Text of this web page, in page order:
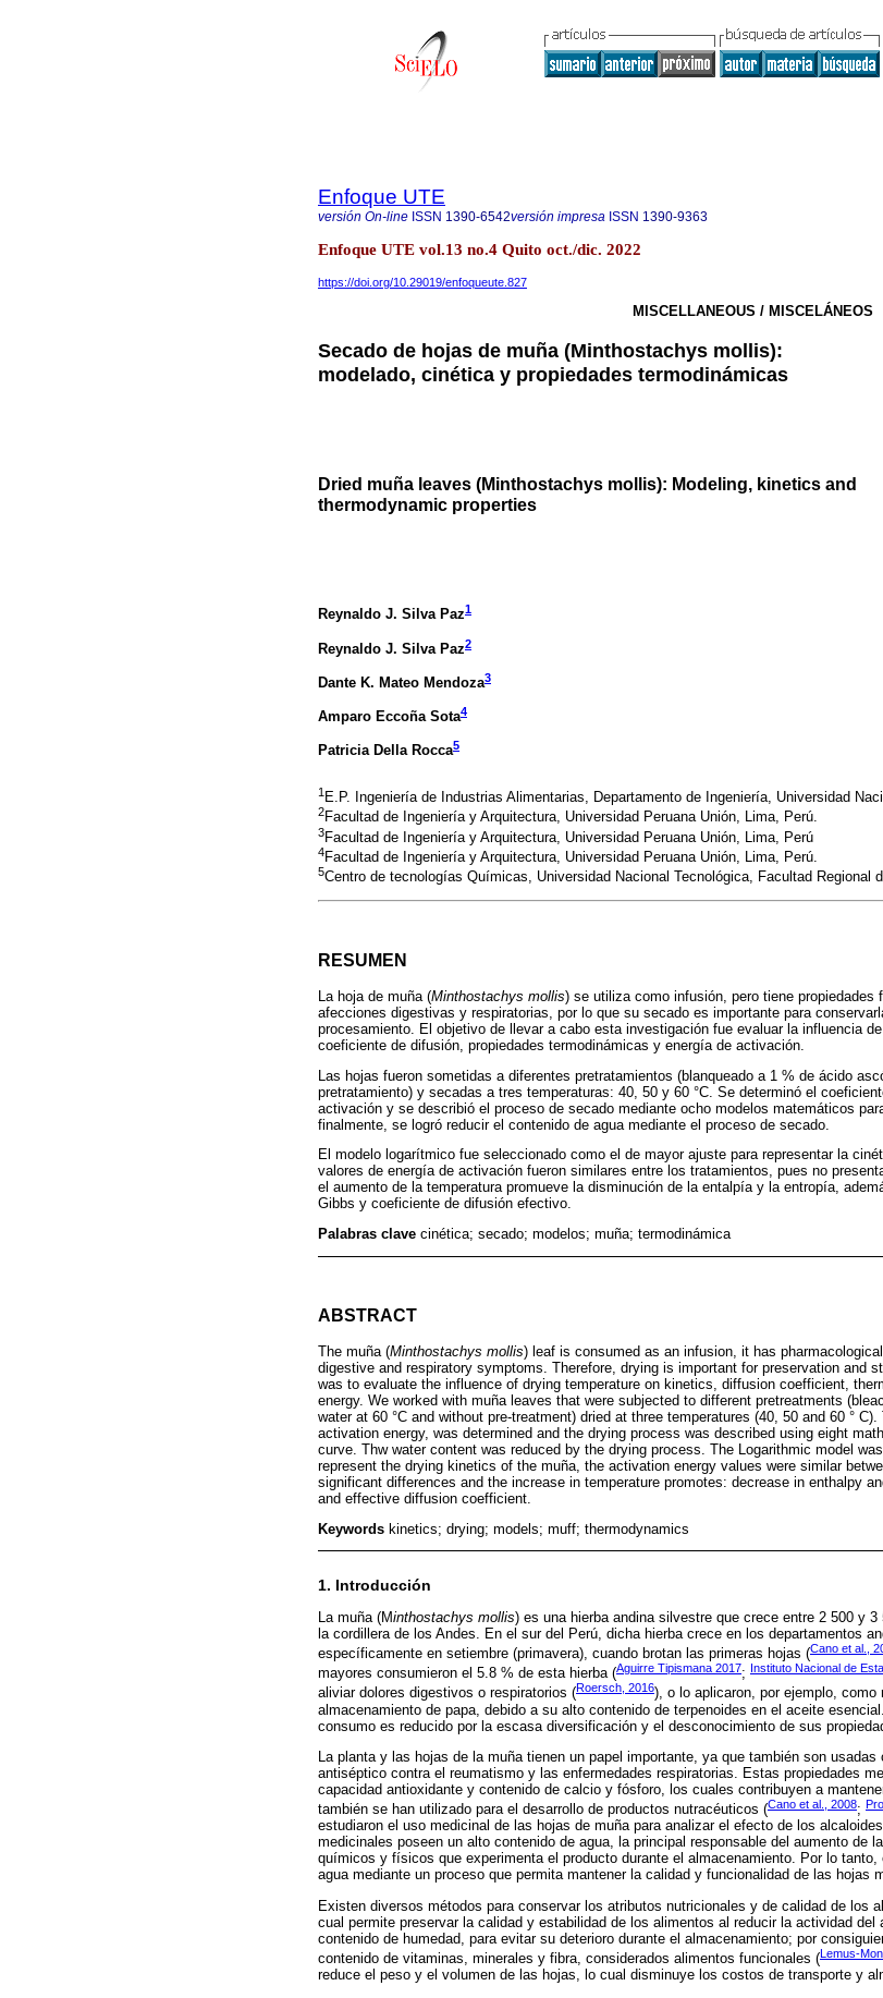
Enfoque UTE
versión On-line ISSN 1390-6542versión impresa ISSN 1390-9363
Enfoque UTE vol.13 no.4 Quito oct./dic. 2022
https://doi.org/10.29019/enfoqueute.827
MISCELLANEOUS / MISCELÁNEOS
Secado de hojas de muña (Minthostachys mollis):
modelado, cinética y propiedades termodinámicas
Dried muña leaves (Minthostachys mollis): Modeling, kinetics and
thermodynamic properties
Reynaldo J. Silva Paz1
Reynaldo J. Silva Paz2
Dante K. Mateo Mendoza3
Amparo Eccoña Sota4
Patricia Della Rocca5
1 E.P. Ingeniería de Industrias Alimentarias, Departamento de Ingeniería, Universidad
2Facultad de Ingeniería y Arquitectura, Universidad Peruana Unión, Lima, Perú.
3Facultad de Ingeniería y Arquitectura, Universidad Peruana Unión, Lima, Perú
4Facultad de Ingeniería y Arquitectura, Universidad Peruana Unión, Lima, Perú.
5Centro de tecnologías Químicas, Universidad Nacional Tecnológica, Facultad Regional
RESUMEN
La hoja de muña (Minthostachys mollis) se utiliza como infusión, pero tiene propiedades
afecciones digestivas y respiratorias, por lo que su secado es importante para
procesamiento. El objetivo de llevar a cabo esta investigación fue evaluar la influencia
coeficiente de difusión, propiedades termodinámicas y energía de activación.
Las hojas fueron sometidas a diferentes pretratamientos (blanqueado a 1 % de ácido
pretratamiento) y secadas a tres temperaturas: 40, 50 y 60 °C. Se determinó el
activación y se describió el proceso de secado mediante ocho modelos matemáticos
finalmente, se logró reducir el contenido de agua mediante el proceso de secado.
El modelo logarítmico fue seleccionado como el de mayor ajuste para representar la
valores de energía de activación fueron similares entre los tratamientos, pues no
el aumento de la temperatura promueve la disminución de la entalpía y la entropía,
Gibbs y coeficiente de difusión efectivo.
Palabras clave cinética; secado; modelos; muña; termodinámica
ABSTRACT
The muña (Minthostachys mollis) leaf is consumed as an infusion, it has
digestive and respiratory symptoms. Therefore, drying is important for preservation and
was to evaluate the influence of drying temperature on kinetics, diffusion coefficient,
energy. We worked with muña leaves that were subjected to different pretreatments
water at 60 °C and without pre-treatment) dried at three temperatures (40, 50 and 60 °
activation energy, was determined and the drying process was described using eight
curve. Thw water content was reduced by the drying process. The Logarithmic model
represent the drying kinetics of the muña, the activation energy values were similar
significant differences and the increase in temperature promotes: decrease in enthalpy
and effective diffusion coefficient.
Keywords kinetics; drying; models; muff; thermodynamics
1. Introducción
La muña (Minthostachys mollis) es una hierba andina silvestre que crece entre 2 500 y
la cordillera de los Andes. En el sur del Perú, dicha hierba crece en los departamentos
específicamente en setiembre (primavera), cuando brotan las primeras hojas (Cano et al.,
mayores consumieron el 5.8 % de esta hierba (Aguirre Tipismana 2017; Instituto Nacional de
aliviar dolores digestivos o respiratorios (Roersch, 2016), o lo aplicaron, por ejemplo, como
almacenamiento de papa, debido a su alto contenido de terpenoides en el aceite
consumo es reducido por la escasa diversificación y el desconocimiento de sus
La planta y las hojas de la muña tienen un papel importante, ya que también son
antiséptico contra el reumatismo y las enfermedades respiratorias. Estas propiedades
capacidad antioxidante y contenido de calcio y fósforo, los cuales contribuyen a
también se han utilizado para el desarrollo de productos nutracéuticos (Cano et al., 2008;
estudiaron el uso medicinal de las hojas de muña para analizar el efecto de los
medicinales poseen un alto contenido de agua, la principal responsable del aumento de
químicos y físicos que experimenta el producto durante el almacenamiento. Por lo
agua mediante un proceso que permita mantener la calidad y funcionalidad de las hojas
Existen diversos métodos para conservar los atributos nutricionales y de calidad de los
cual permite preservar la calidad y estabilidad de los alimentos al reducir la actividad del
contenido de humedad, para evitar su deterioro durante el almacenamiento; por
contenido de vitaminas, minerales y fibra, considerados alimentos funcionales (Lemus-
reduce el peso y el volumen de las hojas, lo cual disminuye los costos de transporte y